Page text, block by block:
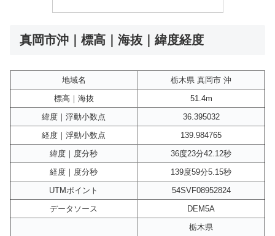
真岡市沖｜標高｜海抜｜緯度経度
地域名
栃木県 真岡市 沖
標高｜海抜
51.4m
緯度｜浮動小数点
36.395032
経度｜浮動小数点
139.984765
緯度｜度分秒
36度23分42.12秒
経度｜度分秒
139度59分5.15秒
UTMポイント
54SVF08952824
データソース
DEM5A
栃木県